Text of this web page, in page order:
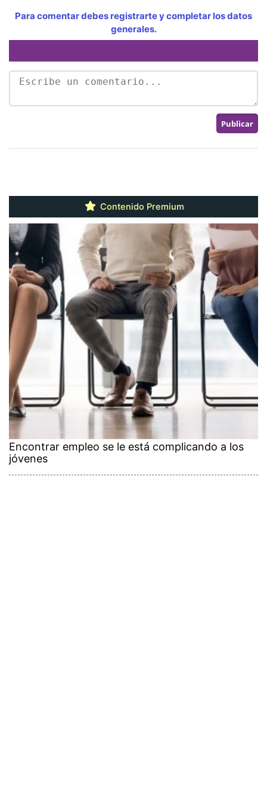
Para comentar debes registrarte y completar los datos
generales.
Contenido Premium
Encontrar empleo se le está complicando a los
jóvenes